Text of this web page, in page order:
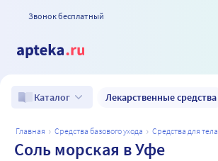
Звонок бесплатный
Каталог Лекарственные средства
главная средства базового ухода средства для тела
Соль морская в Уфе